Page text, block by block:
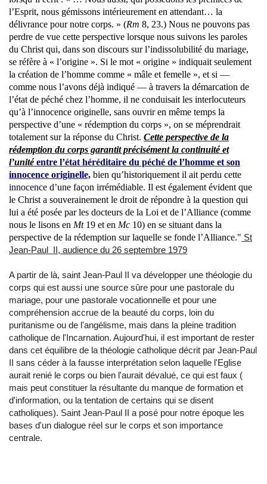
l’Esprit, nous gémissons intérieurement en attendant… la
délivrance pour notre corps. » (Rm 8, 23.) Nous ne pouvons pas
perdre de vue cette perspective lorsque nous suivons les paroles
du Christ qui, dans son discours sur l’indissolubilité du mariage,
se réfère à « l’origine ». Si le mot « origine » indiquait seulement
la création de l’homme comme « mâle et femelle », et si —
comme nous l’avons déjà indiqué — à travers la démarcation de
l’état de péché chez l’homme, il ne conduisait les interlocuteurs
qu’à l’innocence originelle, sans ouvrir en même temps la
perspective d’une « rédemption du corps », on se méprendrait
totalement sur la réponse du Christ. Cette perspective de la
rédemption du corps garantit précisément la continuité et
l’unitéentre l’état héréditaire du péché de l’homme et son
innocence originelle, bien qu’historiquement il ait perdu cette
innocence d’une façon irrémédiable. Il est également évident que
le Christ a souverainement le droit de répondre à la question qui
lui a été posée par les docteurs de la Loi et de l’Alliance (comme
nous le lisons en Mt19 et en Mc 10) en se situant dans la
perspective de la rédemption sur laquelle se fonde l’Alliance." St
Jean-Paul II, audience du 26 septembre 1979
A partir de là, saint Jean-Paul II va développer une théologie du
corps qui est aussi une source sûre pour une pastorale du
mariage, pour une pastorale vocationnelle et pour une
compréhension accrue de la beauté du corps, loin du
puritanisme ou de l'angélisme, mais dans la pleine tradition
catholique de l'Incarnation. Aujourd'hui, il est important de rester
dans cet équilibre de la théologie catholique décrit par Jean-Paul
II sans céder à la fausse interprétation selon laquelle l'Eglise
aurait renié le corps ou bien l'aurait dévalué, ce qui est faux (
mais peut constituer la résultante du manque de formation et
d'information, ou la tentation de certains qui se disent
catholiques). Saint Jean-Paul II a posé pour notre époque les
bases d'un dialogue réel sur le corps et son importance
centrale.